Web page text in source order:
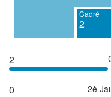
Cadré
2
2
0 2è